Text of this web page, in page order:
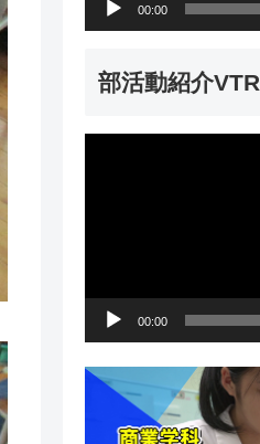
00:00
部活動紹介VTR
ー
00:00